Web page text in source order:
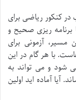
کنکور ریاضی برای
برنامه ریزی صحیح و
مسیر، آزمونی برای
با هر گام در این
شود و می تواند به
آیا آماده اید اولین